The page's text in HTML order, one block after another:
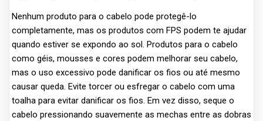
Nenhum produto para o cabelo pode protegê-lo
completamente, mas os produtos com FPS podem te ajudar
quando estiver se expondo ao sol. Produtos para o cabelo
como géis, mousses e cores podem melhorar seu cabelo,
mas o uso excessivo pode danificar os fios ou até mesmo
causar queda. Evite torcer ou esfregar o cabelo com uma
toalha para evitar danificar os fios. Em vez disso, seque o
cabelo pressionando suavemente as mechas entre as dobras